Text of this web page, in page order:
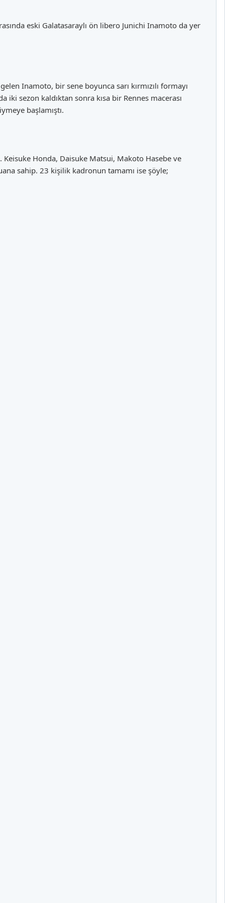
eski Galatasaraylı ön libero Junichi Inamoto da yer
Inamoto, bir sene boyunca sarı kırmızılı formayı
sezon kaldıktan sonra kısa bir Rennes macerası
başlamıştı.
Honda, Daisuke Matsui, Makoto Hasebe ve
sahip. 23 kişilik kadronun tamamı ise şöyle;